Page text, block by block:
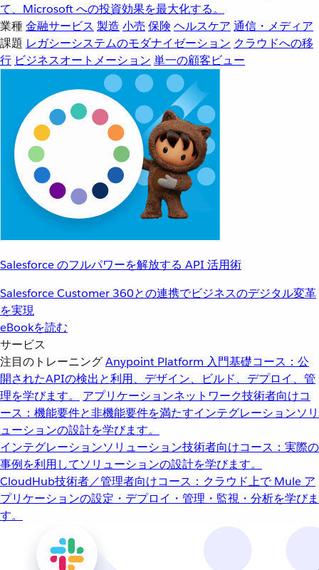
て、Microsoft への投資効果を最大化する。
業種金融サービス 製造 小売 保険 ヘルスケア 通信・メディア
課題 レガシーシステムのモダナイゼーション クラウドへの移
行 ビジネスオートメーション 単一の顧客ビュー
Salesforce のフルパワーを解放する API 活用術
Salesforce Customer 360との連携でビジネスのデジタル変革
を実現
eBookを読む
サービス
注目のトレーニングAnypoint Platform 入門基礎コース：公
開されたAPIの検出と利用、デザイン、ビルド、デプロイ、管
理を学びます。
アプリケーションネットワーク技術者向けコ
ース：機能要件と非機能要件を満たすインテグレーションソリ
ューションの設計を学びます。
インテグレーションソリューション技術者向けコース：実際の
事例を利用してソリューションの設計を学びます。
CloudHub技術者／管理者向けコース：クラウド上で Mule ア
プリケーションの設定・デプロイ・管理・監視・分析を学びま
す。